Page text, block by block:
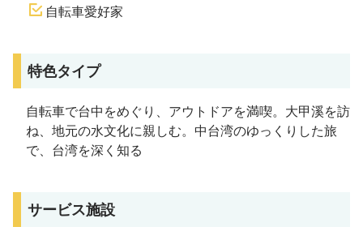
自転車愛好家
特色タイプ
自転車で台中をめぐり、アウトドアを満喫。大甲溪を訪
ね、地元の水文化に親しむ。中台湾のゆっくりした旅
で、台湾を深く知る
サービス施設